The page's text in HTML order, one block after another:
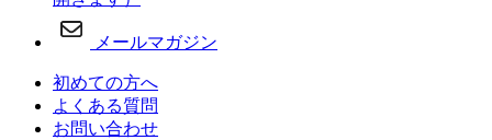
メールマガジン
初めての方へ
よくある質問
お問い合わせ